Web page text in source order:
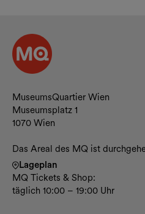
Kontakt und
MuseumsQuartier Wien
Museumsplatz 1
1070 Wien
Das Areal des MQ ist
Lageplan
MQ Tickets & Shop:
täglich 10:00 – 19:00 Uhr